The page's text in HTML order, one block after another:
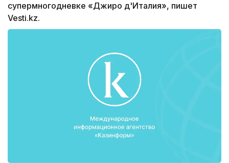
супермногодневке «Джиро д'Италия», пишет
Vesti.kz.